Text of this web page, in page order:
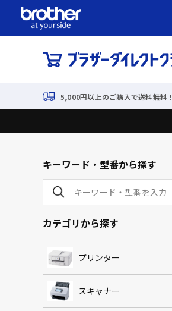
5,000円以上のご購入で送料無料！
キーワード・型番から探す
カテゴリから探す
プリンター
スキャナー